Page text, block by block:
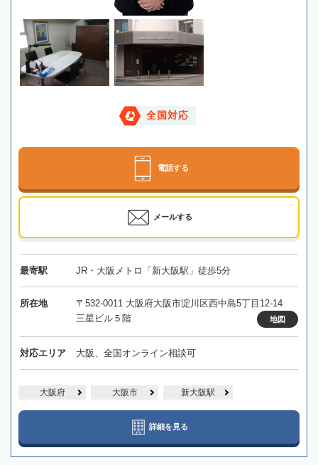
全国対応
電話する
メールする
最寄駅 JR・大阪メトロ「新大阪駅」徒歩5分
所在地
〒532-0011 大阪府大阪市淀川区西中島5丁目12-14
三星ビル５階
地図
対応エリア 大阪、全国オンライン相談可
大阪府 大阪市 新大阪駅
詳細を見る